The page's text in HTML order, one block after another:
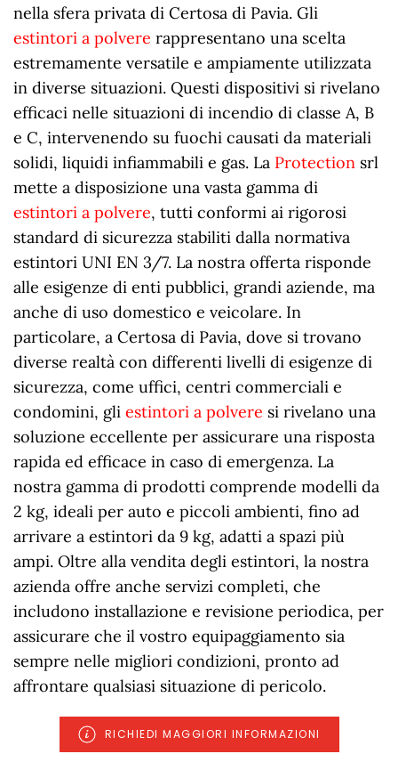
nella sfera privata di Certosa di Pavia. Gli
estintori a polvere rappresentano una scelta
estremamente versatile e ampiamente utilizzata
in diverse situazioni. Questi dispositivi si rivelano
efficaci nelle situazioni di incendio di classe A, B
e C, intervenendo su fuochi causati da materiali
solidi, liquidi infiammabili e gas. La Protection srl
mette a disposizione una vasta gamma di
estintori a polvere, tutti conformi ai rigorosi
standard di sicurezza stabiliti dalla normativa
estintori UNI EN 3/7. La nostra offerta risponde
alle esigenze di enti pubblici, grandi aziende, ma
anche di uso domestico e veicolare. In
particolare, a Certosa di Pavia, dove si trovano
diverse realtà con differenti livelli di esigenze di
sicurezza, come uffici, centri commerciali e
condomini, gli estintori a polvere si rivelano una
soluzione eccellente per assicurare una risposta
rapida ed efficace in caso di emergenza. La
nostra gamma di prodotti comprende modelli da
2 kg, ideali per auto e piccoli ambienti, fino ad
arrivare a estintori da 9 kg, adatti a spazi più
ampi. Oltre alla vendita degli estintori, la nostra
azienda offre anche servizi completi, che
includono installazione e revisione periodica, per
assicurare che il vostro equipaggiamento sia
sempre nelle migliori condizioni, pronto ad
affrontare qualsiasi situazione di pericolo.
RICHIEDI MAGGIORI INFORMAZIONI